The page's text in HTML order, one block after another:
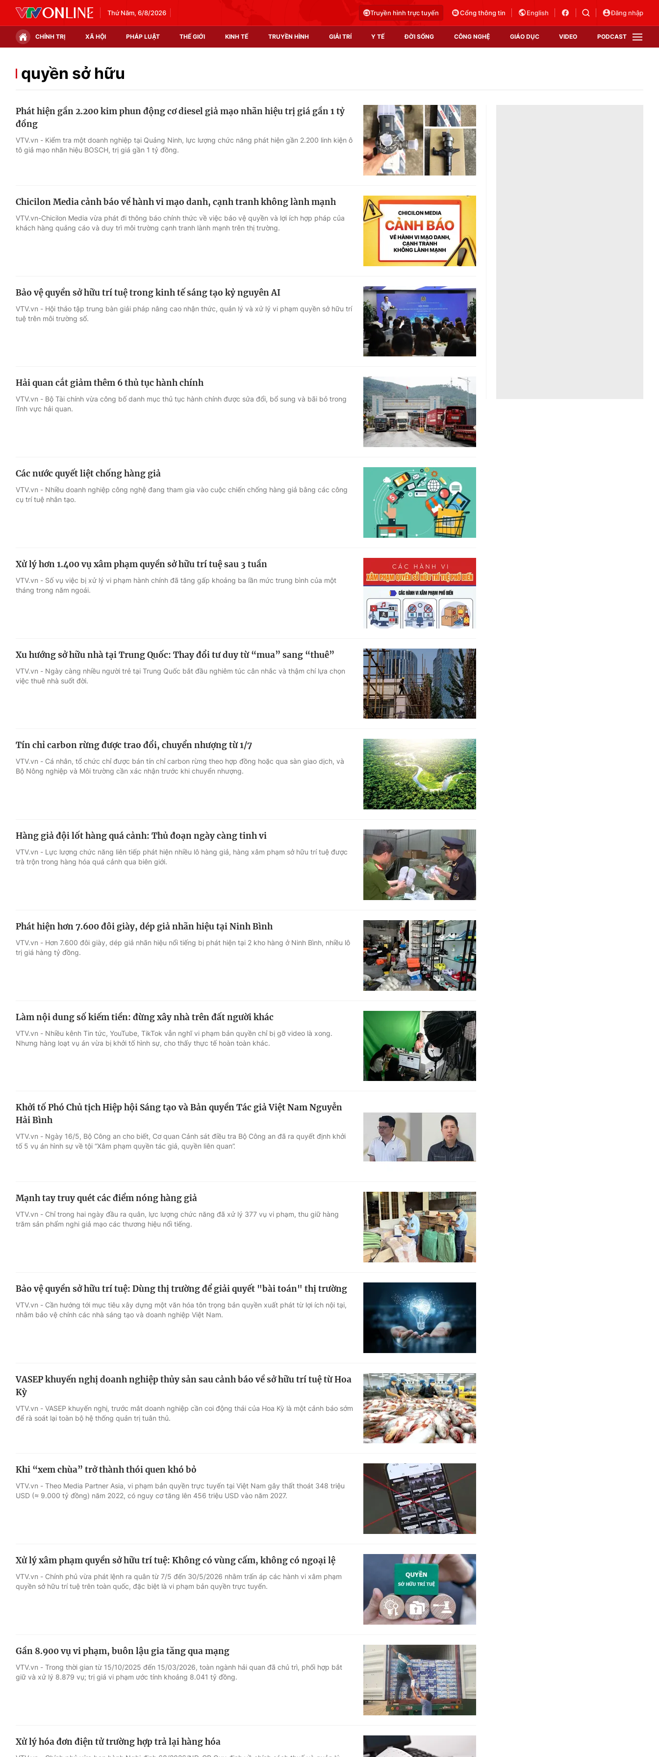
Thứ Năm, 6/8/2026 Truyền hình trực tuyến Cổng thông tin English Đăng nhập
CHÍNH TRỊ XÃ HỘI PHÁP LUẬT THẾ GIỚI KINH TẾ TRUYỀN HÌNH GIẢI TRÍ Y TẾ ĐỜI SỐNG CÔNG NGHỆ GIÁO DỤC VIDEO PODCAST
Chính trị
Tin tức
Thế giới đó đây
Câu chuyện quốc tế
Thị trường
Góc doanh nghiệp
Hậu trường
Video
Shorts video
Podcast
EMagazine
Photo
Infographic
Góc ảnh
Điện ảnh
Âm nhạc
Sao
Du lịch
Làm đẹp
Tuyển sinh
Học trực tuyến
Công nghệ
Hitech Công nghệ tương lai
Sản phẩm
Thị trường
Tư vấn
VTV Sức khoẻ
quyền sở hữu
Phát hiện gần 2.200 kim phun động cơ diesel giả mạo nhãn hiệu trị giá gần 1 tỷ
đồng
VTV.vn - Kiểm tra một doanh nghiệp tại Quảng Ninh, lực lượng chức năng phát hiện gần 2.200 linh kiện ô
tô giả mạo nhãn hiệu BOSCH, trị giá gần 1 tỷ đồng.
Chicilon Media cảnh báo về hành vi mạo danh, cạnh tranh không lành mạnh
VTV.vn-Chicilon Media vừa phát đi thông báo chính thức về việc bảo vệ quyền và lợi ích hợp pháp của
khách hàng quảng cáo và duy trì môi trường cạnh tranh lành mạnh trên thị trường.
Bảo vệ quyền sở hữu trí tuệ trong kinh tế sáng tạo kỷ nguyên AI
VTV.vn - Hội thảo tập trung bàn giải pháp nâng cao nhận thức, quản lý và xử lý vi phạm quyền sở hữu trí
tuệ trên môi trường số.
Hải quan cắt giảm thêm 6 thủ tục hành chính
VTV.vn - Bộ Tài chính vừa công bố danh mục thủ tục hành chính được sửa đổi, bổ sung và bãi bỏ trong
lĩnh vực hải quan.
Các nước quyết liệt chống hàng giả
VTV.vn - Nhiều doanh nghiệp công nghệ đang tham gia vào cuộc chiến chống hàng giả bằng các công
cụ trí tuệ nhân tạo.
Xử lý hơn 1.400 vụ xâm phạm quyền sở hữu trí tuệ sau 3 tuần
VTV.vn - Số vụ việc bị xử lý vi phạm hành chính đã tăng gấp khoảng ba lần mức trung bình của một
tháng trong năm ngoái.
Xu hướng sở hữu nhà tại Trung Quốc: Thay đổi tư duy từ “mua” sang “thuê”
VTV.vn - Ngày càng nhiều người trẻ tại Trung Quốc bắt đầu nghiêm túc cân nhắc và thậm chí lựa chọn
việc thuê nhà suốt đời.
Tín chỉ carbon rừng được trao đổi, chuyển nhượng từ 1/7
VTV.vn - Cá nhân, tổ chức chỉ được bán tín chỉ carbon rừng theo hợp đồng hoặc qua sàn giao dịch, và
Bộ Nông nghiệp và Môi trường cần xác nhận trước khi chuyển nhượng.
Hàng giả đội lốt hàng quá cảnh: Thủ đoạn ngày càng tinh vi
VTV.vn - Lực lượng chức năng liên tiếp phát hiện nhiều lô hàng giả, hàng xâm phạm sở hữu trí tuệ được
trà trộn trong hàng hóa quá cảnh qua biên giới.
Phát hiện hơn 7.600 đôi giày, dép giả nhãn hiệu tại Ninh Bình
VTV.vn - Hơn 7.600 đôi giày, dép giả nhãn hiệu nổi tiếng bị phát hiện tại 2 kho hàng ở Ninh Bình, nhiều lô
trị giá hàng tỷ đồng.
Làm nội dung số kiếm tiền: đừng xây nhà trên đất người khác
VTV.vn - Nhiều kênh Tin tức, YouTube, TikTok vẫn nghĩ vi phạm bản quyền chỉ bị gỡ video là xong.
Nhưng hàng loạt vụ án vừa bị khởi tố hình sự, cho thấy thực tế hoàn toàn khác.
Khởi tố Phó Chủ tịch Hiệp hội Sáng tạo và Bản quyền Tác giả Việt Nam Nguyễn
Hải Bình
VTV.vn - Ngày 16/5, Bộ Công an cho biết, Cơ quan Cảnh sát điều tra Bộ Công an đã ra quyết định khởi
tố 5 vụ án hình sự về tội “Xâm phạm quyền tác giả, quyền liên quan”.
Mạnh tay truy quét các điểm nóng hàng giả
VTV.vn - Chỉ trong hai ngày đầu ra quân, lực lượng chức năng đã xử lý 377 vụ vi phạm, thu giữ hàng
trăm sản phẩm nghi giả mạo các thương hiệu nổi tiếng.
Bảo vệ quyền sở hữu trí tuệ: Dùng thị trường để giải quyết "bài toán" thị trường
VTV.vn - Cần hướng tới mục tiêu xây dựng một văn hóa tôn trọng bản quyền xuất phát từ lợi ích nội tại,
nhằm bảo vệ chính các nhà sáng tạo và doanh nghiệp Việt Nam.
VASEP khuyến nghị doanh nghiệp thủy sản sau cảnh báo về sở hữu trí tuệ từ Hoa
Kỳ
VTV.vn - VASEP khuyến nghị, trước mắt doanh nghiệp cần coi động thái của Hoa Kỳ là một cảnh báo sớm
để rà soát lại toàn bộ hệ thống quản trị tuân thủ.
Khi “xem chùa” trở thành thói quen khó bỏ
VTV.vn - Theo Media Partner Asia, vi phạm bản quyền trực tuyến tại Việt Nam gây thất thoát 348 triệu
USD (≈ 9.000 tỷ đồng) năm 2022, có nguy cơ tăng lên 456 triệu USD vào năm 2027.
Xử lý xâm phạm quyền sở hữu trí tuệ: Không có vùng cấm, không có ngoại lệ
VTV.vn - Chính phủ vừa phát lệnh ra quân từ 7/5 đến 30/5/2026 nhằm trấn áp các hành vi xâm phạm
quyền sở hữu trí tuệ trên toàn quốc, đặc biệt là vi phạm bản quyền trực tuyến.
Gần 8.900 vụ vi phạm, buôn lậu gia tăng qua mạng
VTV.vn - Trong thời gian từ 15/10/2025 đến 15/03/2026, toàn ngành hải quan đã chủ trì, phối hợp bắt
giữ và xử lý 8.879 vụ; trị giá vi phạm ước tính khoảng 8.041 tỷ đồng.
Xử lý hóa đơn điện tử trường hợp trả lại hàng hóa